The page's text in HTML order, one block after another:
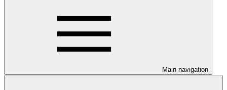
Main navigation